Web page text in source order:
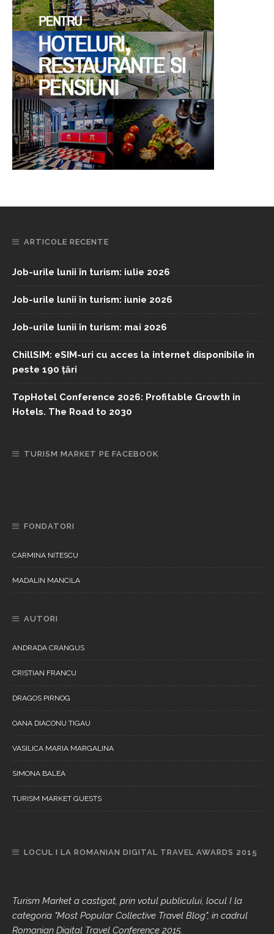
ARTICOLE RECENTE
Job-urile lunii în turism: iulie 2026
Job-urile lunii în turism: iunie 2026
Job-urile lunii în turism: mai 2026
ChillSIM: eSIM-uri cu acces la internet disponibile în
peste 190 țări
TopHotel Conference 2026: Profitable Growth in
Hotels. The Road to 2030
TURISM MARKET PE FACEBOOK
FONDATORI
CARMINA NITESCU
MADALIN MANCILA
AUTORI
ANDRADA CRANGUS
CRISTIAN FRANCU
DRAGOS PIRNOG
OANA DIACONU TIGAU
VASILICA MARIA MARGALINA
SIMONA BALEA
TURISM MARKET GUESTS
LOCUL I LA ROMANIAN DIGITAL TRAVEL AWARDS 2015
Turism Market a castigat, prin votul publicului, locul I la
categoria "Most Popular Collective Travel Blog", in cadrul
Romanian Digital Travel Conference 2015.